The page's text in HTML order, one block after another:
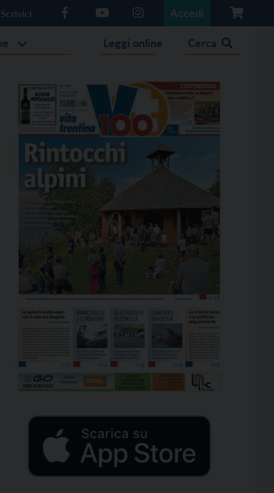
Scrivici Accedi
Leggi online Cerca